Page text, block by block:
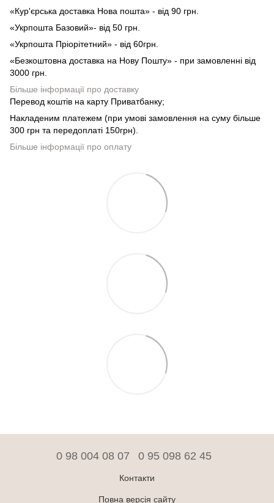
«Кур'єрська доставка Нова пошта» - від 90 грн.
«Укрпошта Базовий»- від 50 грн.
«Укрпошта Пріорітетний» - від 60грн.
«Безкоштовна доставка на Нову Пошту» - при замовленні від
3000 грн.
Більше інформації про доставку
Перевод коштів на карту Приватбанку;
Накладеним платежем (при умові замовлення на суму більше
300 грн та передоплаті 150грн).
Більше інформації про оплату
0 98 004 08 07 0 95 098 62 45
Контакти
Повна версія сайту